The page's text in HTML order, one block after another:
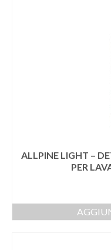
ALLPINE LIGHT –
PER